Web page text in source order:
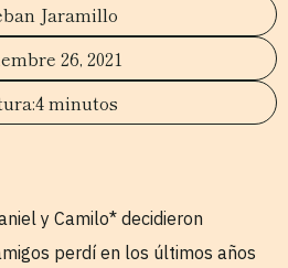
Jaramillo
26, 2021
4 minutos
y Camilo* decidieron
perdí en los últimos años